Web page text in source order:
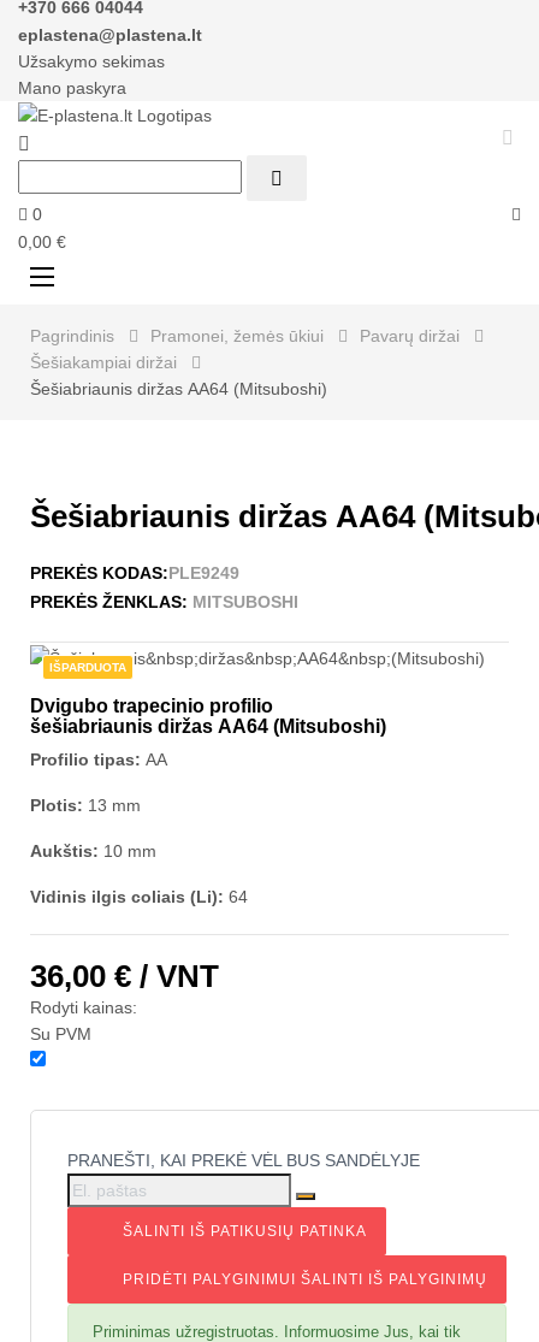
+370 666 04044
eplastena@plastena.lt
Užsakymo sekimas
Mano paskyra



0
0,00 €
Perjungti
☰
Pagrindinis Pramonei, žemės ūkiui
Pavarų diržai
Šešiakampiai diržai
Šešiabriaunis diržas AA64 (Mitsuboshi)
Šešiabriaunis diržas AA64
PREKĖS KODAS:PLE9249
PREKĖS ŽENKLAS: MITSUBOSHI
IŠPARDUOTA
Dvigubo trapecinio profilio
šešiabriaunis diržas AA64 (Mitsuboshi)
Profilio tipas: AA
Plotis: 13 mm
Aukštis: 10 mm
Vidinis ilgis coliais (Li): 64
36,00 € / VNT
Rodyti kainas:
Su PVM
PRANEŠTI, KAI PREKĖ VĖL BUS SANDĖLYJE
ŠALINTI IŠ PATIKUSIŲ PATINKA
PRIDĖTI PALYGINIMUI ŠALINTI IŠ PALYGINIMŲ
Priminimas užregistruotas. Informuosime Jus, kai tik